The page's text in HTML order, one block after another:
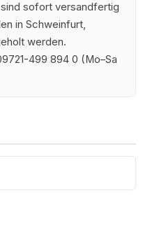
sofort versandfertig
in Schweinfurt,
werden.
499 894 0 (Mo–Sa